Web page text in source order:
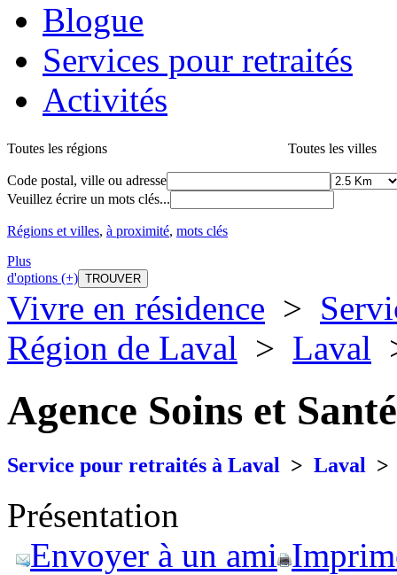
Blogue
Services pour retraités
Activités
Toutes les régions Toutes les villes
Code postal, ville ou adresse
Veuillez écrire un mots clés...
Régions et villes, à proximité, mots clés
Plus
d'options (+)
Vivre en résidence >
Région de Laval > Laval
Agence Soins et Santé
Service pour retraités à Laval > Laval
Présentation
Envoyer à un ami